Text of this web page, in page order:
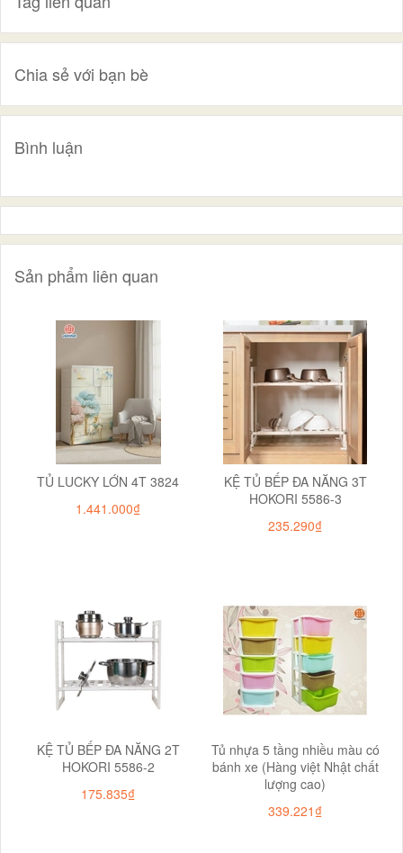
Chia sẻ với bạn bè
Bình luận
Sản phẩm liên quan
TỦ LUCKY LỚN 4T 3824
1.441.000₫
KỆ TỦ BẾP ĐA NĂNG 3T
HOKORI 5586-3
235.290₫
KỆ TỦ BẾP ĐA NĂNG 2T
HOKORI 5586-2
175.835₫
Tủ nhựa 5 tầng nhiều màu có
bánh xe (Hàng việt Nhật chất
lượng cao)
339.221₫